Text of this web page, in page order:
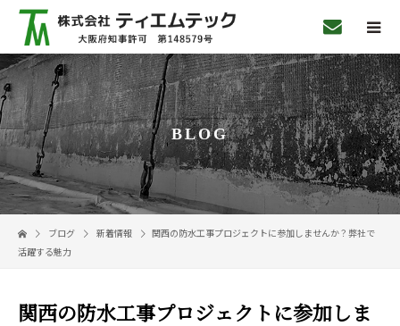
BLOG
ブログ 新着情報
関西の防水工事プロジェクトに参加しませんか？弊社で
活躍する魅力
関西の防水工事プロジェクトに参加しま